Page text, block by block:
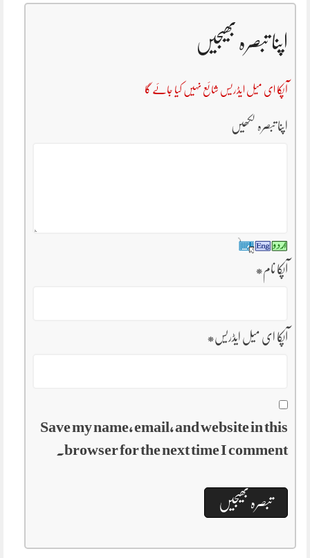
اپنا تبصرہ بھیجیں
آپکا ای میل ایڈریس شائع نہیں کیا جائے گا
اپنا تبصرہ لکھیں
آپکا نام*
آپکا ای میل ایڈریس*
Save my name, email, and website in this
browser for the next time I comment.